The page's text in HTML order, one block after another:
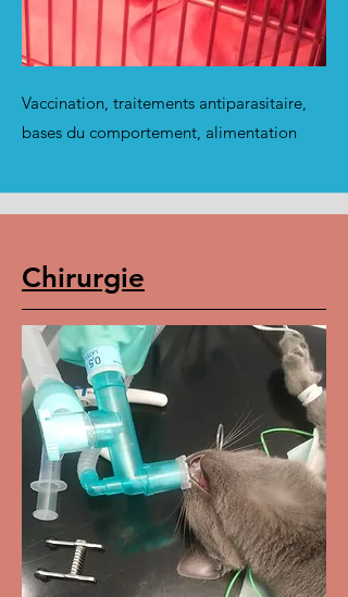
Vaccination, traitements antiparasitaire,
bases du comportement, alimentation
Chirurgie